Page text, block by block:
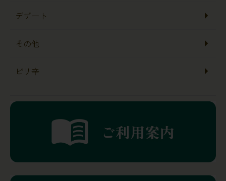
デザート
その他
ピリ辛